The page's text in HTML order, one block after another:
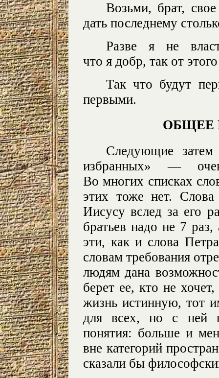
Возьми, брат,
дать последнему
Разве я не
что я добр, так от
Так что будут
первыми.
ОБЩЕЕ
Следующие
избранных» —
Во многих списках
этих тоже нет.
Иисусу вслед за его
братьев надо не 7
эти, как и слова
словам требования
людям дана
берет ее, кто не
жизнь истинную, тот
для всех, но с ней
понятия: больше и
вне категорий
сказали бы